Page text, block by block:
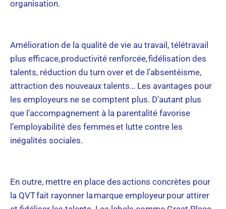
organisation.
Amélioration de la qualité de vie au travail, télétravail
plus efficace, productivité renforcée, fidélisation des
talents, réduction du turn over et de l’absentéisme,
attraction des nouveaux talents… Les avantages pour
les employeurs ne se comptent plus. D’autant plus
que l’accompagnement à la parentalité favorise
l’employabilité des femmes et lutte contre les
inégalités sociales.
En outre, mettre en place des actions concrètes pour
la QVT fait rayonner la marque employeur pour attirer